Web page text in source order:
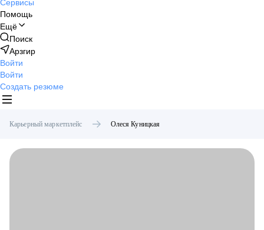
Сервисы
Помощь
Ещё
Поиск
Арзгир
Войти
Войти
Создать резюме
Карьерный маркетплейс Олеся Куницкая